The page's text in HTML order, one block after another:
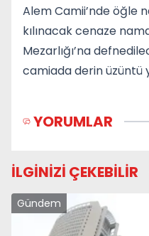
Alem Camii’nde öğle
kılınacak cenaze
Mezarlığı’na
camiada derin üzüntü
YORUMLAR
İLGİNİZİ ÇEKEBİLİR
Gündem